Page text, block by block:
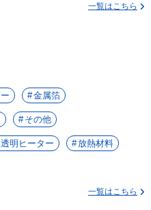
一覧はこちら
金属箔
その他
透明ヒーター 放熱材料
一覧はこちら